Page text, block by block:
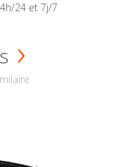
24 et 7j/7